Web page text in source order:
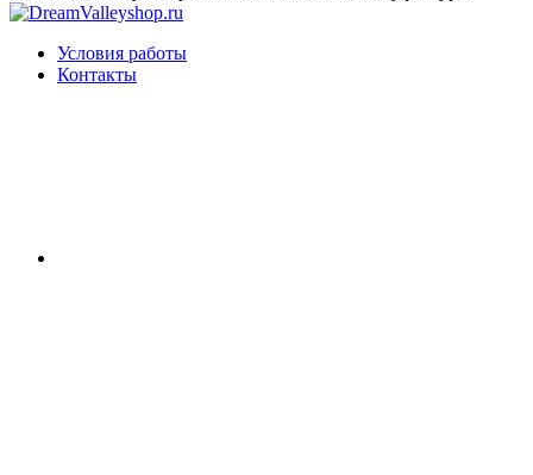
Условия работы
Контакты